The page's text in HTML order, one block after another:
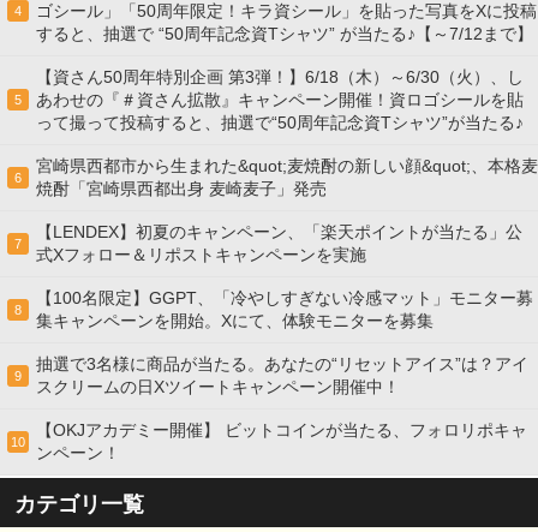
4
ゴシール」「50周年限定！キラ資シール」を貼った写真をXに投稿
すると、抽選で “50周年記念資Tシャツ” が当たる♪【～7/12まで】
5
【資さん50周年特別企画 第3弾！】6/18（木）～6/30（火）、し
あわせの『＃資さん拡散』キャンペーン開催！資ロゴシールを貼
って撮って投稿すると、抽選で“50周年記念資Tシャツ”が当たる♪
6
宮崎県西都市から生まれた&quot;麦焼酎の新しい顔&quot;、本格麦
焼酎「宮崎県西都出身 麦崎麦子」発売
7
【LENDEX】初夏のキャンペーン、「楽天ポイントが当たる」公
式Xフォロー＆リポストキャンペーンを実施
8
【100名限定】GGPT、「冷やしすぎない冷感マット」モニター募
集キャンペーンを開始。Xにて、体験モニターを募集
9
抽選で3名様に商品が当たる。あなたの“リセットアイス”は？アイ
スクリームの日Xツイートキャンペーン開催中！
10
【OKJアカデミー開催】 ビットコインが当たる、フォロリポキャ
ンペーン！
カテゴリ一覧